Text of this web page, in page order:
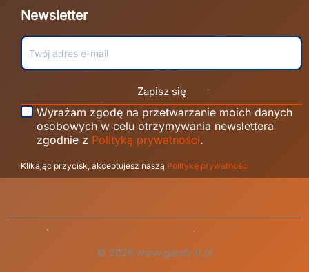
Newsletter
Zapisz się
Wyrażam zgodę na przetwarzanie moich danych
osobowych w celu otrzymywania newslettera
zgodnie z Polityką prywatności.
Klikając przycisk, akceptujesz naszą Politykę prywatności
© 2026 www.gamb-it.pl